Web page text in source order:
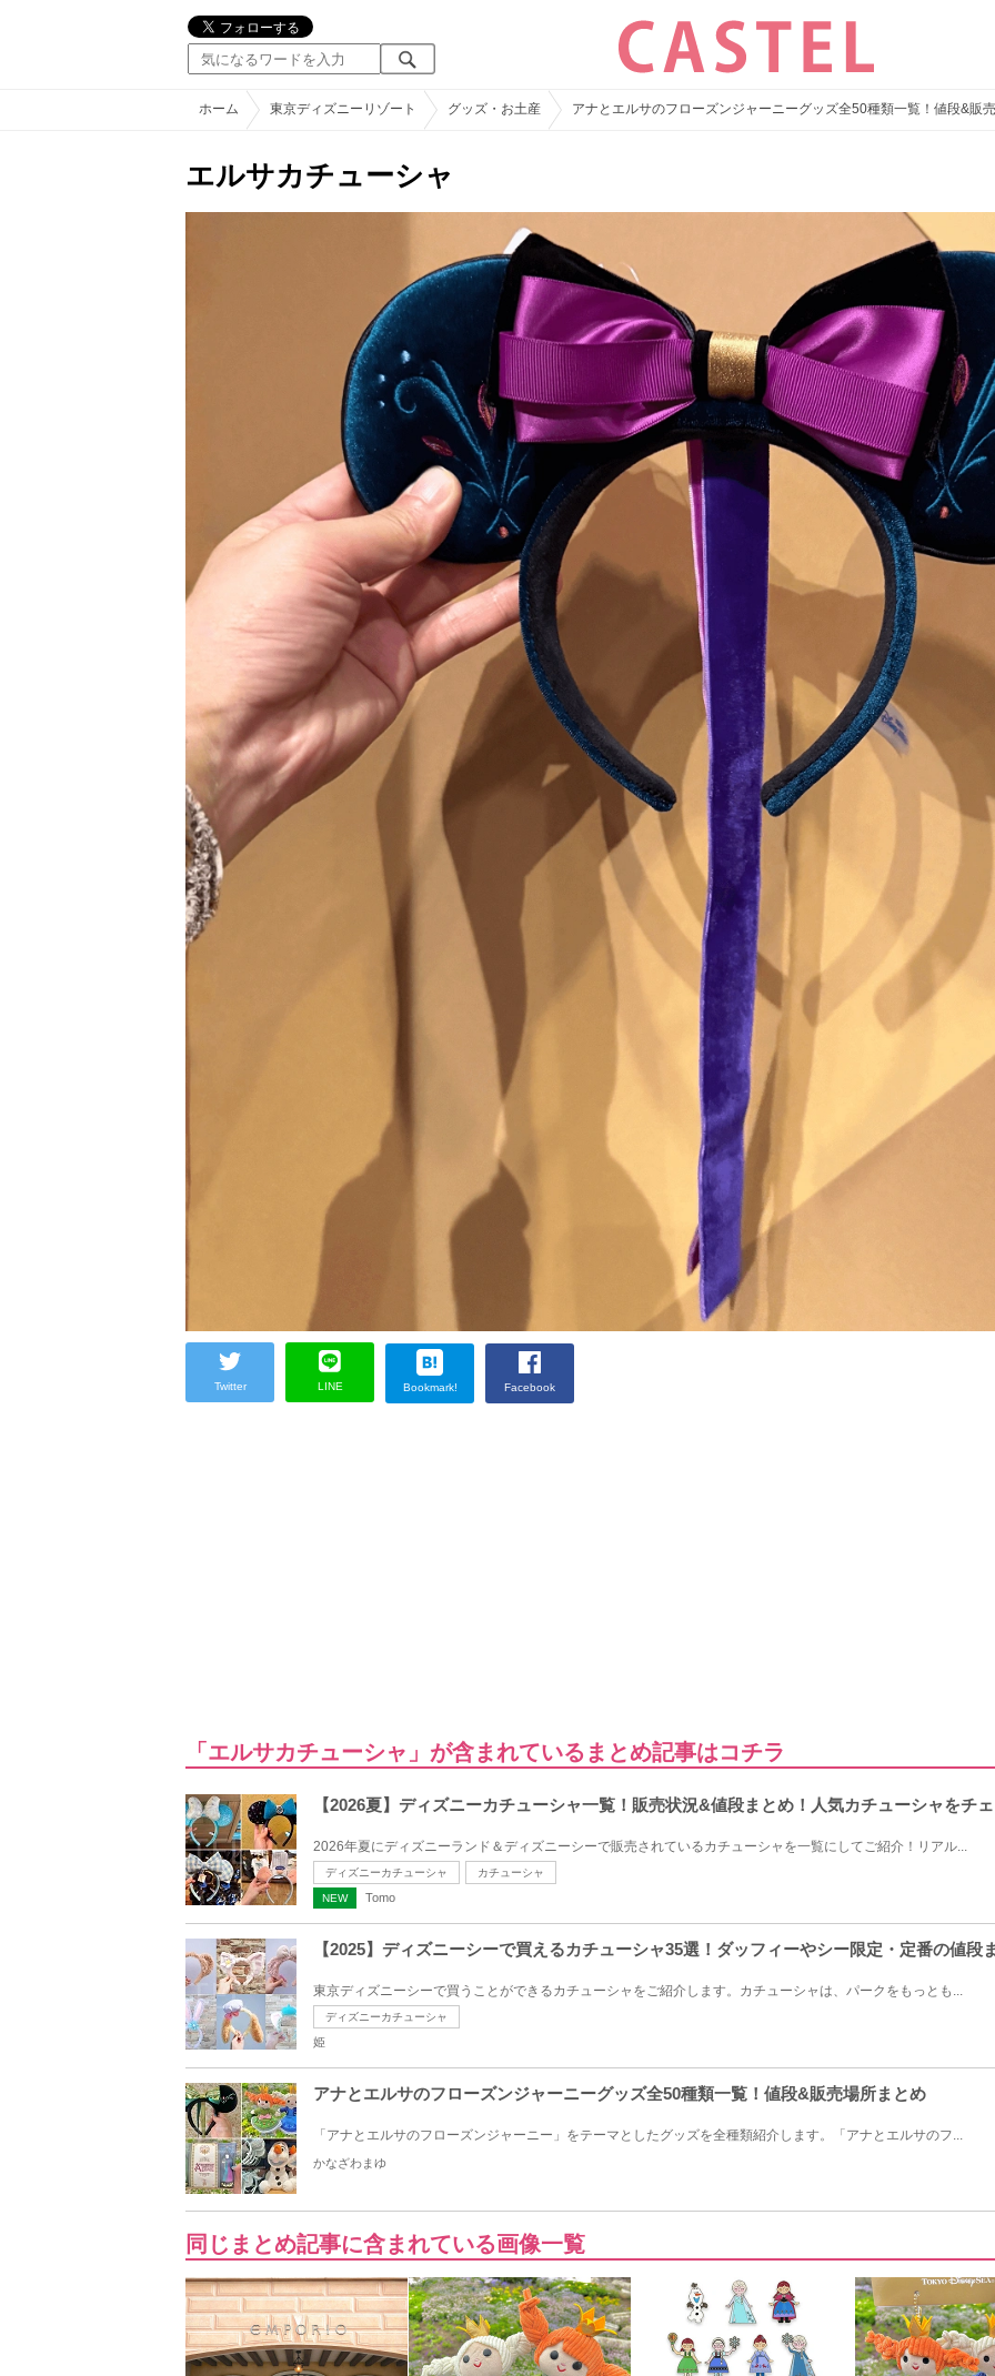
ホーム 東京ディズニーリゾート グッズ・お土産 アナとエルサのフローズンジャーニーグッズ全50種類一覧！値段&販
エルサカチューシャ
Twitter LINE Bookmark! Facebook
「エルサカチューシャ」が含まれているまとめ記事はコチラ
【2026夏】ディズニーカチューシャ一覧！販売状況&値段まとめ！人気カチューシャをチ
2026年夏にディズニーランド＆ディズニーシーで販売されているカチューシャを一覧にしてご紹介！リアル...
ディズニーカチューシャ カチューシャ
NEW Tomo
【2025】ディズニーシーで買えるカチューシャ35選！ダッフィーやシー限定・定番の値段
東京ディズニーシーで買うことができるカチューシャをご紹介します。カチューシャは、パークをもっとも...
ディズニーカチューシャ
姫
アナとエルサのフローズンジャーニーグッズ全50種類一覧！値段&販売場所まとめ
「アナとエルサのフローズンジャーニー」をテーマとしたグッズを全種類紹介します。「アナとエルサのフ...
かなざわまゆ
同じまとめ記事に含まれている画像一覧